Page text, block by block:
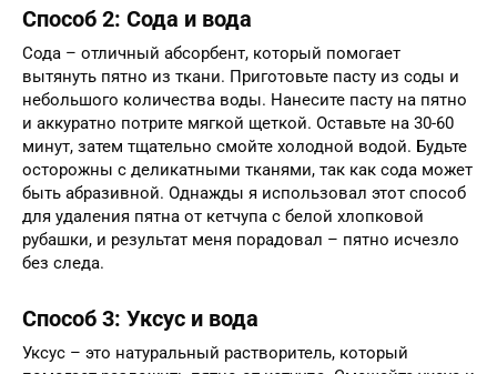
Способ 2: Сода и вода
Сода – отличный абсорбент, который помогает
вытянуть пятно из ткани. Приготовьте пасту из соды и
небольшого количества воды. Нанесите пасту на пятно
и аккуратно потрите мягкой щеткой. Оставьте на 30-60
минут, затем тщательно смойте холодной водой. Будьте
осторожны с деликатными тканями, так как сода может
быть абразивной. Однажды я использовал этот способ
для удаления пятна от кетчупа с белой хлопковой
рубашки, и результат меня порадовал – пятно исчезло
без следа.
Способ 3: Уксус и вода
Уксус – это натуральный растворитель, который